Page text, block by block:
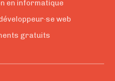
en informatique
web
gratuits